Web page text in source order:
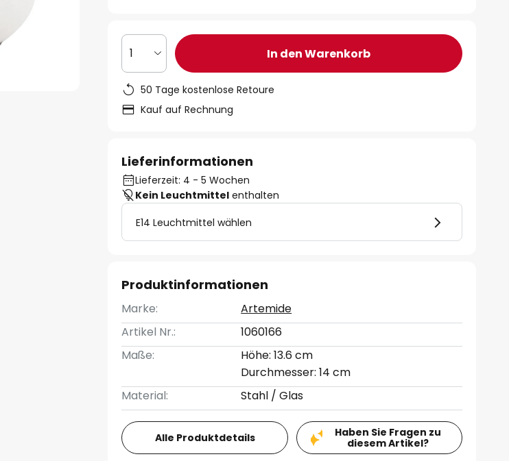
1 In den Warenkorb
50 Tage kostenlose Retoure
Kauf auf Rechnung
Lieferinformationen
Lieferzeit: 4 - 5 Wochen
Kein Leuchtmittel enthalten
E14 Leuchtmittel wählen
Produktinformationen
Marke:
Artemide
Artikel Nr.:
1060166
Maße:
Höhe: 13.6 cm
Durchmesser: 14 cm
Material:
Stahl / Glas
Alle Produktdetails
Haben Sie Fragen zu
diesem Artikel?